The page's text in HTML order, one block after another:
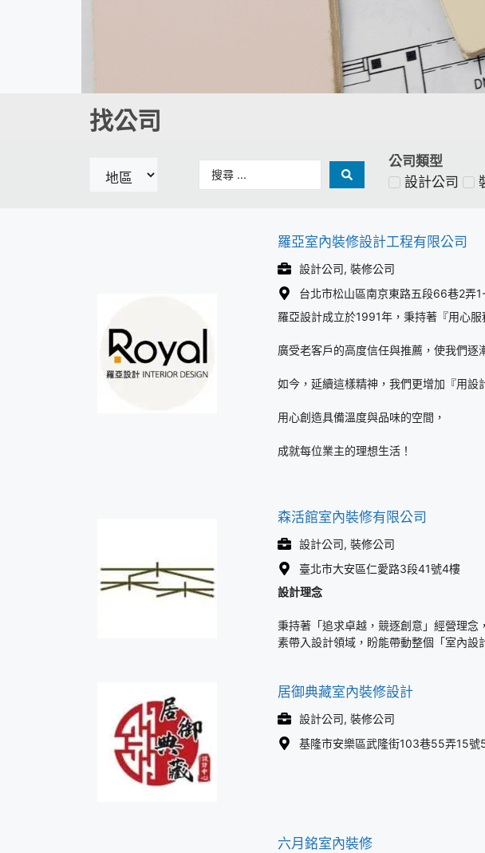
找公司
公司類型
設計公司
羅亞室內裝修設計工程有限公司
設計公司, 裝修公司
台北市松山區南京東路五段66巷2弄
羅亞設計成立於1991年， 秉持著『用心服
廣受老客戶的高度信任與推薦，使我們逐
如今，延續這樣精神， 我們更增加 『用設
用心創造具備溫度與品味的空間，
成就每位業主的理想生活！
森活館室內裝修有限公司
設計公司, 裝修公司
臺北市大安區仁愛路3段41號4樓
設計理念
秉持著「追求卓越，競逐創意」經營理
素帶入設計領域，盼能帶動整個「室內設
居御典藏室內裝修設計
設計公司, 裝修公司
基隆市安樂區武隆街103巷55弄15號
六月銘室內裝修